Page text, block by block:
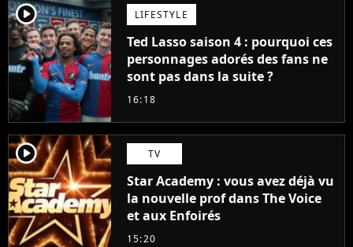
player2 LIFESTYLE
Ted Lasso saison 4 : pourquoi ces
personnages adorés des fans ne
sont pas dans la suite ?
16:18
player2 TV
Star Academy : vous avez déjà vu
la nouvelle prof dans The Voice
et aux Enfoirés
15:20